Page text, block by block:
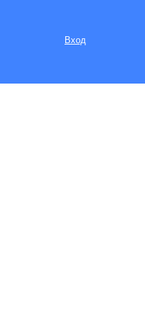
Вход